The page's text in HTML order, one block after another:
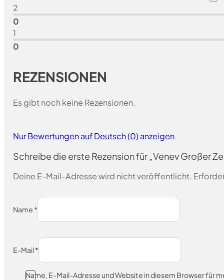
2
0
1
0
REZENSIONEN
Es gibt noch keine Rezensionen.
Nur Bewertungen auf Deutsch (0) anzeigen
Schreibe die erste Rezension für „Venev Großer
Deine E-Mail-Adresse wird nicht veröffentlicht.
Name *
E-Mail*
Name, E-Mail-Adresse und Website in diesem Browser für